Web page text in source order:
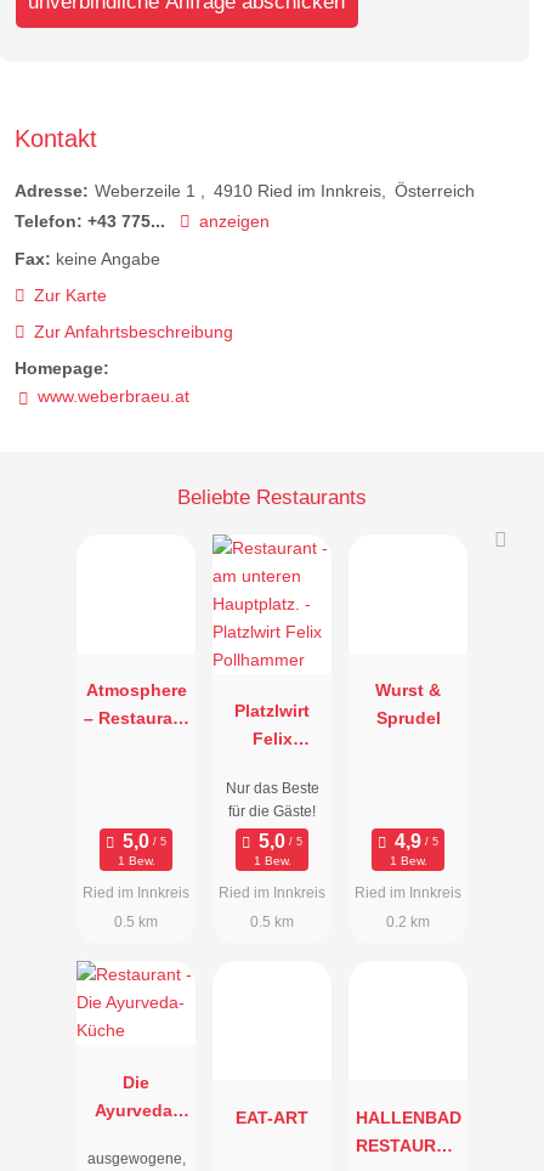
Kontakt
Adresse: Weberzeile 1 4910 Ried im Innkreis
Österreich
Telefon: +43 775...
anzeigen
Fax: keine Angabe
Zur Karte
Zur Anfahrtsbeschreibung
Homepage:
www.weberbraeu.at
Beliebte Restaurants
Atmosphere
– Restaurant
1 Bew.
Ried im Innkreis
0.5 km
Platzlwirt
Felix
Nur das Beste
für die Gäste!
1 Bew.
Ried im Innkreis
0.5 km
Wurst &
Sprudel
1 Bew.
Ried im Innkreis
0.2 km
Die
Ayurveda-
ausgewogene,
EAT-ART
HALLENBAD
RESTAURAN